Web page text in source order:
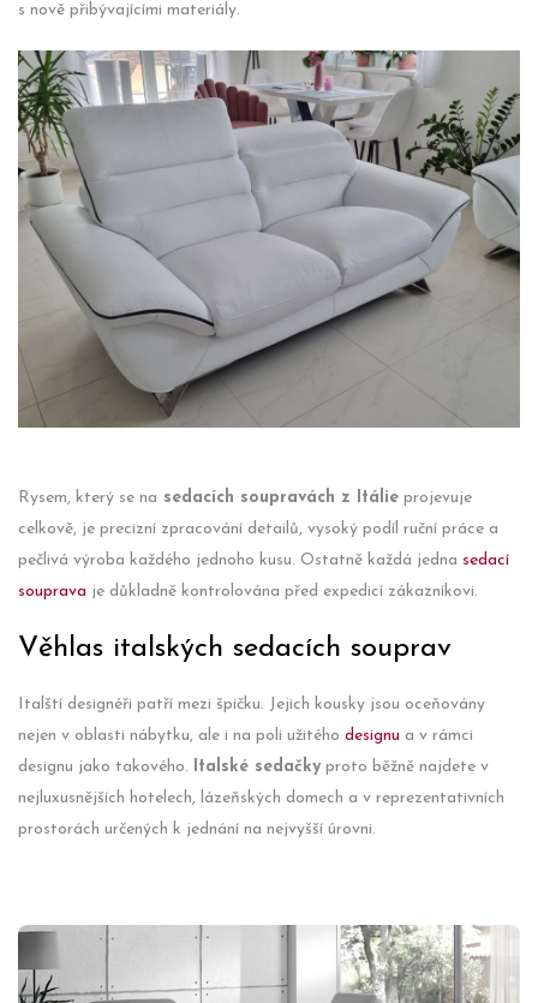
s nově přibývajícími materiály.
Rysem, který se na sedacích soupravách z Itálie projevuje
celkově, je precizní zpracování detailů, vysoký podíl ruční práce a
pečlivá výroba každého jednoho kusu. Ostatně každá jedna sedací
souprava je důkladně kontrolována před expedicí zákazníkovi.
Věhlas italských sedacích souprav
Italští designéři patří mezi špičku. Jejich kousky jsou oceňovány
nejen v oblasti nábytku, ale i na poli užitého designu a v rámci
designu jako takového.
Italské sedačky proto běžně najdete v
nejluxusnějších hotelech, lázeňských domech a v reprezentativních
prostorách určených k jednání na nejvyšší úrovni.